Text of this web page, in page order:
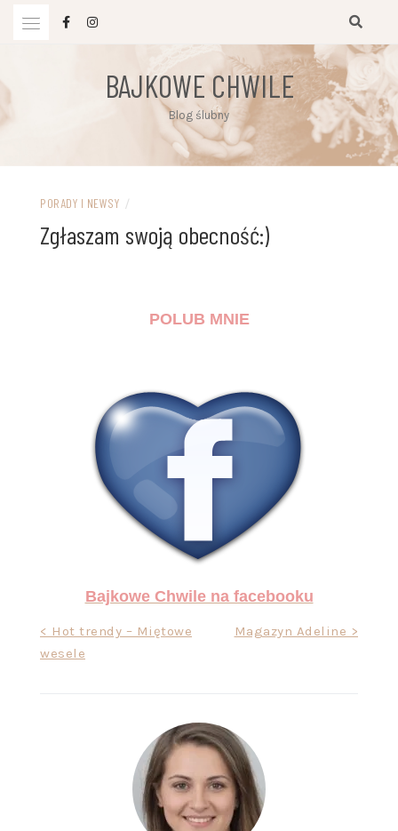
BAJKOWE CHWILE
Blog ślubny
PORADY I NEWSY /
Zgłaszam swoją obecność:)
POLUB MNIE
Bajkowe Chwile na facebooku
Nawigacja
wpisu
< Hot trendy – Miętowe
wesele
Magazyn Adeline >